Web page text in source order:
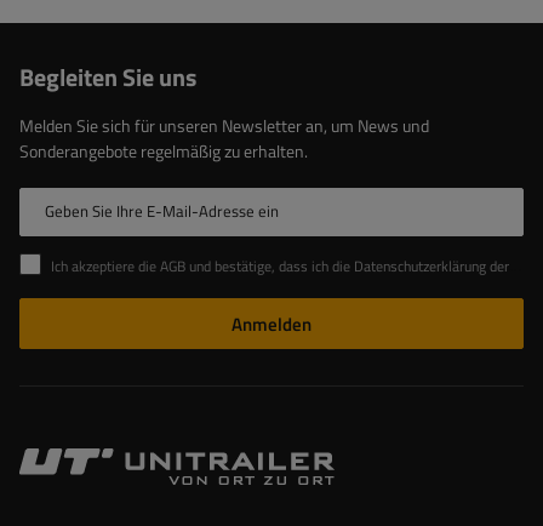
Begleiten Sie uns
Melden Sie sich für unseren Newsletter an, um News und
Sonderangebote regelmäßig zu erhalten.
Geben Sie Ihre E-Mail-Adresse ein
Ich akzeptiere die AGB und bestätige, dass ich die Datenschutzerklärung der Website zur Kenntnis genommen habe
Anmelden